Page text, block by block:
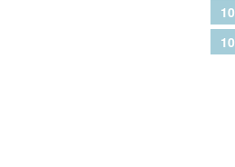
10
10